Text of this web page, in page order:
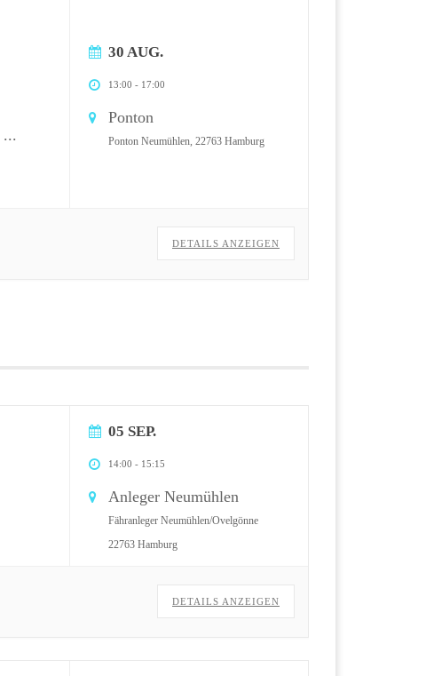
...
30 AUG.
13:00 - 17:00
Ponton
Ponton Neumühlen, 22763 Hamburg
DETAILS ANZEIGEN
05 SEP.
14:00 - 15:15
Anleger Neumühlen
Fähranleger Neumühlen/Ovelgönne
22763 Hamburg
DETAILS ANZEIGEN